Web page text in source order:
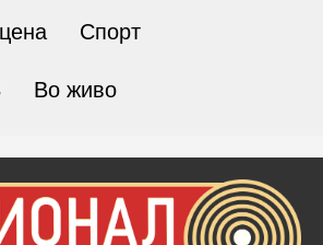
Спорт
Во живо